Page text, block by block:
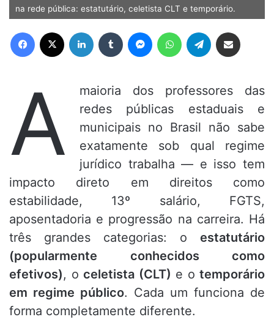
na rede pública: estatutário, celetista CLT e temporário.
A
maioria dos professores das
redes públicas estaduais e
municipais no Brasil não sabe
exatamente sob qual regime
jurídico trabalha — e isso tem
impacto direto em direitos como
estabilidade, 13º salário, FGTS,
aposentadoria e progressão na carreira. Há
três grandes categorias: o estatutário
(popularmente conhecidos como
efetivos), o celetista (CLT) e o temporário
em regime público. Cada um funciona de
forma completamente diferente.